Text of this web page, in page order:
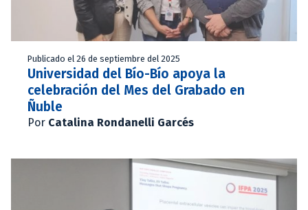
Publicado el 26 de septiembre del 2025
Universidad del Bío-Bío apoya la
celebración del Mes del Grabado en
Ñuble
Por Catalina Rondanelli Garcés